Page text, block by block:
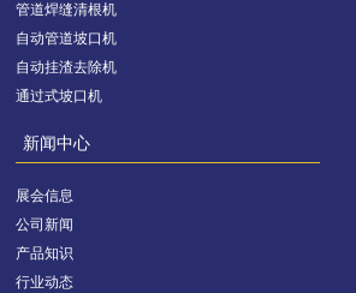
管道焊缝清根机
自动管道坡口机
自动挂渣去除机
通过式坡口机
新闻中心
展会信息
公司新闻
产品知识
行业动态